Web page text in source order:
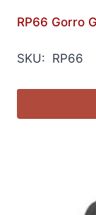
RP66 Gorro
SKU: RP66